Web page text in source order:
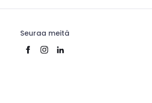
Seuraa meitä